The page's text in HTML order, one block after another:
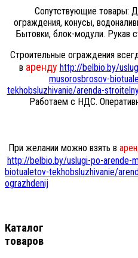
Сопутствующие товары:
ограждения, конусы,
Бытовки, блок-модули. Рукав
Строительные ограждения
в аренду http://belbio.by/
musorosbrosov-
tekhobsluzhivanie/arenda-
Работаем с НДС.
При желании можно взять в
http://belbio.by/uslugi-po-arende-
biotualetov-tekhobsluzhivanie/
ograzhdenij
Каталог
товаров